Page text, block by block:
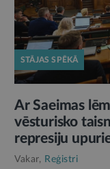
STĀJAS SPĒKĀ
Ar Saeimas
vēsturisko
represiju
Vakar, Reģistri